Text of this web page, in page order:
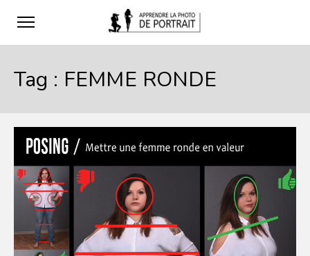
Tag : FEMME RONDE